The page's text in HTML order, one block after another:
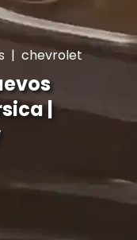
| chevrolet
|